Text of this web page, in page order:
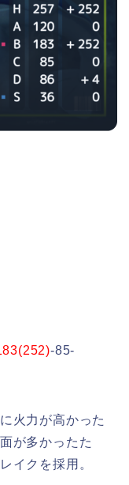
-85-
火力が高かった
が多かったた
イクを採用。